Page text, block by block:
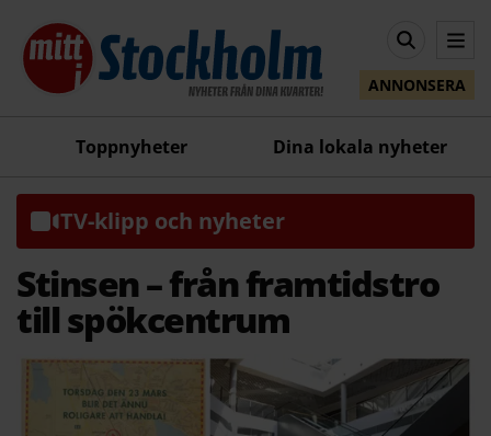
ANNONSERA
Toppnyheter Dina lokala nyheter
TV-klipp och nyheter
Stinsen – från framtidstro
till spökcentrum